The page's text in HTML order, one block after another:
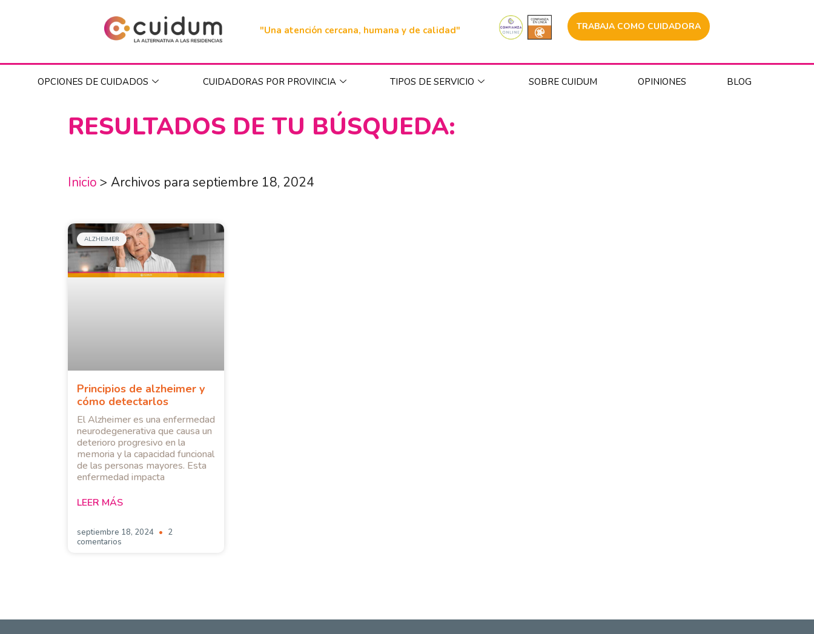
"Una atención cercana, humana y de calidad" TRABAJA COMO CUIDADORA
OPCIONES DE CUIDADOS CUIDADORAS POR PROVINCIA TIPOS DE SERVICIO SOBRE CUIDUM OPINIONES BLOG
RESULTADOS DE TU BÚSQUEDA:
Inicio > Archivos para septiembre 18, 2024
ALZHEIMER
Principios de alzheimer y
cómo detectarlos
El Alzheimer es una enfermedad
neurodegenerativa que causa un
deterioro progresivo en la
memoria y la capacidad funcional
de las personas mayores. Esta
enfermedad impacta
LEER MÁS
septiembre 18, 2024
2
comentarios